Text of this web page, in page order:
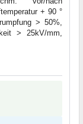
+ 90 °
> 50%,
> 25kV/mm,